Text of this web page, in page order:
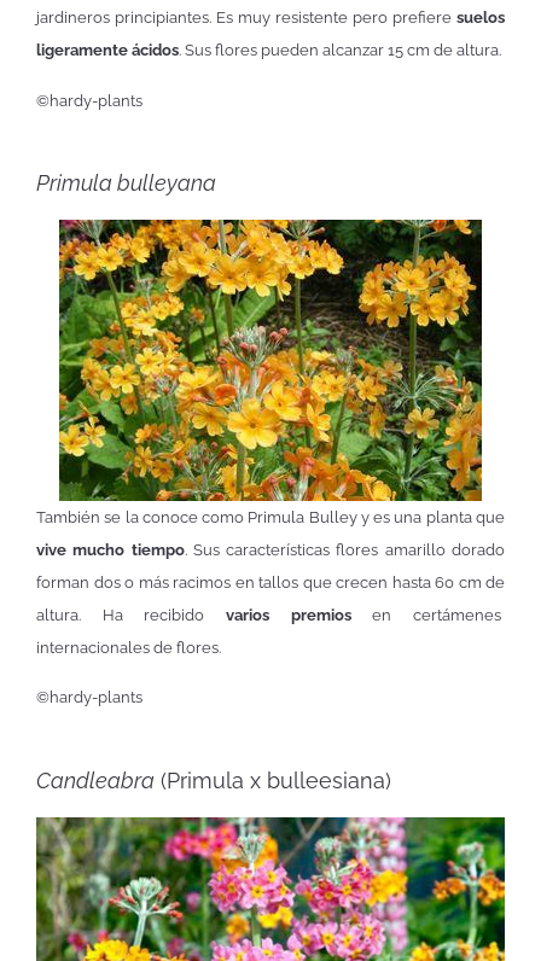
jardineros principiantes. Es muy resistente pero prefiere suelos
ligeramente ácidos. Sus flores pueden alcanzar 15 cm de altura.
©hardy-plants
Primula bulleyana
También se la conoce como Primula Bulley y es una planta que
vive mucho tiempo. Sus características flores amarillo dorado
forman dos o más racimos en tallos que crecen hasta 60 cm de
altura. Ha recibido varios premiosen certámenes
internacionales de flores.
©hardy-plants
Candleabra (Primula x bulleesiana)